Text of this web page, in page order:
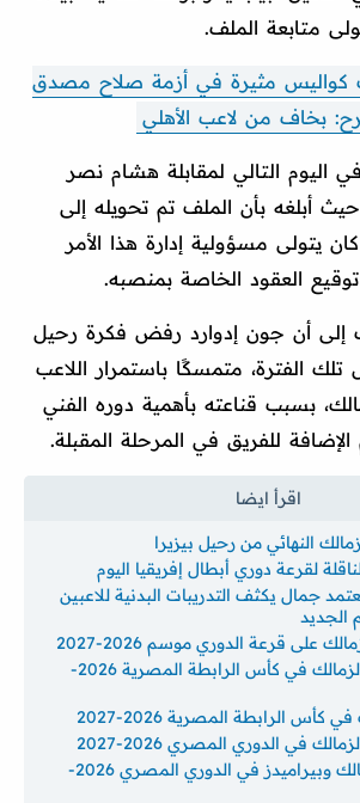
متابعة الملف.
مثيرة في أزمة صلاح مصدق
بخاف من لاعب الأهلي
اليوم التالي لمقابلة هشام نصر
أبلغه بأن الملف تم تحويله إلى
يتولى مسؤولية إدارة هذا الأمر
العقود الخاصة بمنصبه.
إلى أن جون إدوارد رفض فكرة رحيل
الفترة، متمسكًا باستمرار اللاعب
بسبب قناعته بأهمية دوره الفني
للفريق في المرحلة المقبلة.
النهائي من رحيل بيزيرا
لقرعة دوري أبطال إفريقيا اليوم
جمال يكثف التدريبات البدنية للاعبين
الجديد
على قرعة الدوري موسم 2026-2027
مواعيد مباريات الزمالك في كأس الرابطة المصرية 2026-
الرابطة المصرية 2026-2027
في الدوري المصري 2026-2027
موعد مباراة الزمالك وبيراميدز في الدوري المصري 2026-